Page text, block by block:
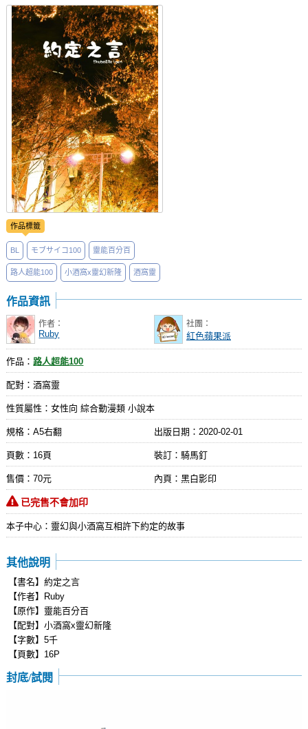
會員中心
註冊會員
登入
作品標籤
BL モブサイコ100 靈能百分百
路人超能100 小酒窩x靈幻新隆 酒窩靈
作品資訊
作者：
Ruby
社團：
紅色蘋果派
作品：路人超能100
配對：酒窩靈
性質屬性：女性向 綜合動漫類 小說本
規格：A5右翻 出版日期： 2020-02-01
頁數：16頁 裝訂：騎馬釘
售價：70元 內頁：黑白影印
已完售不會加印
本子中心：靈幻與小酒窩互相許下約定的故事
其他說明
【書名】約定之言
【作者】Ruby
【原作】靈能百分百
【配對】小酒窩x靈幻新隆
【字數】5千
【頁數】16P
封底/試閱